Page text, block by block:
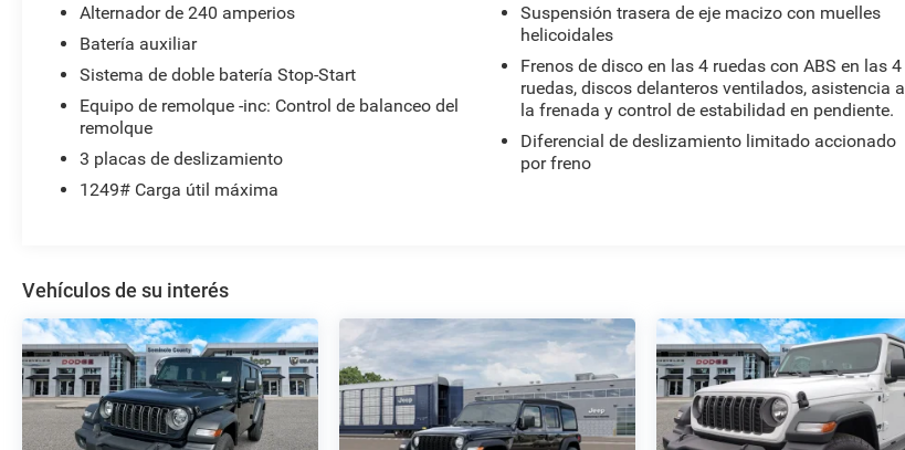
Alternador de 240 amperios
Batería auxiliar
Sistema de doble batería Stop-Start
Equipo de remolque -inc: Control de balanceo del
remolque
3 placas de deslizamiento
1249# Carga útil máxima
Suspensión trasera de eje macizo con muelles
helicoidales
Frenos de disco en las 4 ruedas con ABS en las 4
ruedas, discos delanteros ventilados, asistencia a
la frenada y control de estabilidad en pendiente.
Diferencial de deslizamiento limitado accionado
por freno
Vehículos de su interés